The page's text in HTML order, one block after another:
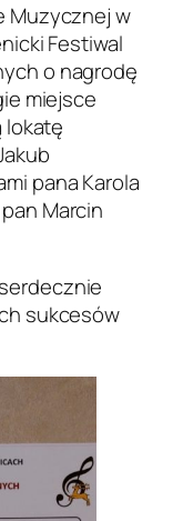
Muzycznej w
Festiwal
o nagrodę
miejsce
lokatę
pana Karola
Marcin
sukcesów